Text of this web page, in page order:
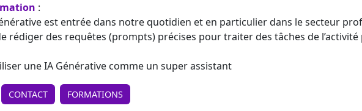
:
est entrée dans notre quotidien et en particulier dans le secteur
rédiger des requêtes (prompts) précises pour traiter des tâches de
une IA Générative comme un super assistant
CONTACT FORMATIONS